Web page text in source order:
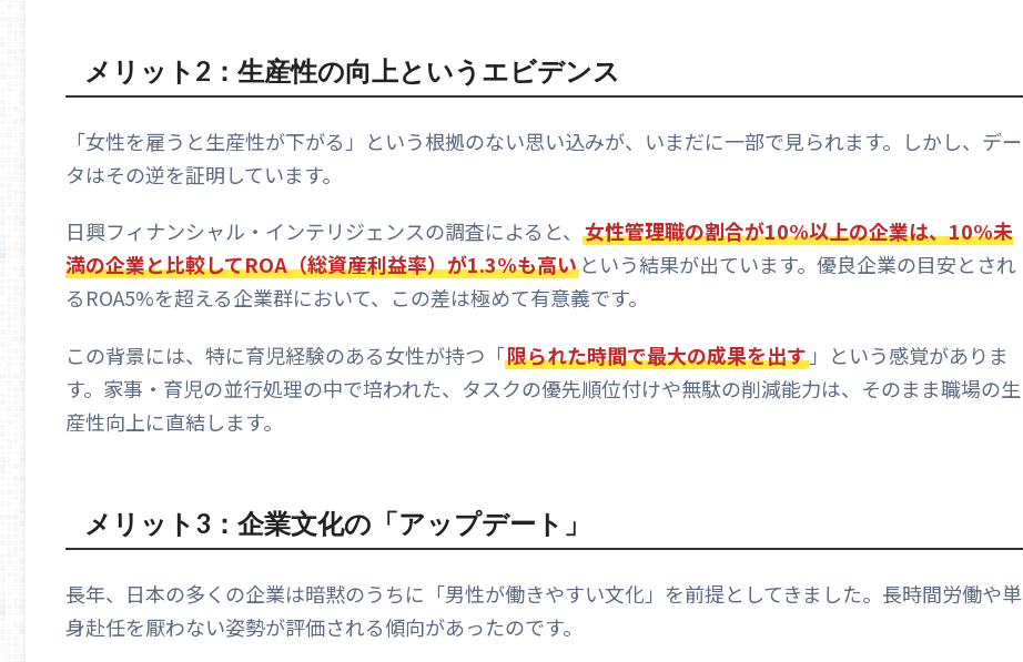
メリット2：生産性の向上というエビデンス
「女性を雇うと生産性が下がる」という根拠のない思い込みが、いまだに一部で見られます。しかし、デー
タはその逆を証明しています。
日興フィナンシャル・インテリジェンスの調査によると、 女性管理職の割合が10%以上の企業は、10%未
満の企業と比較してROA（総資産利益率）が1.3%も高いという結果が出ています。優良企業の目安とされ
るROA5%を超える企業群において、この差は極めて有意義です。
この背景には、特に育児経験のある女性が持つ「限られた時間で最大の成果を出す 」という感覚がありま
す。家事・育児の並行処理の中で培われた、タスクの優先順位付けや無駄の削減能力は、そのまま職場の生
産性向上に直結します。
メリット3：企業文化の「アップデート」
長年、日本の多くの企業は暗黙のうちに「男性が働きやすい文化」を前提としてきました。長時間労働や単
身赴任を厭わない姿勢が評価される傾向があったのです。